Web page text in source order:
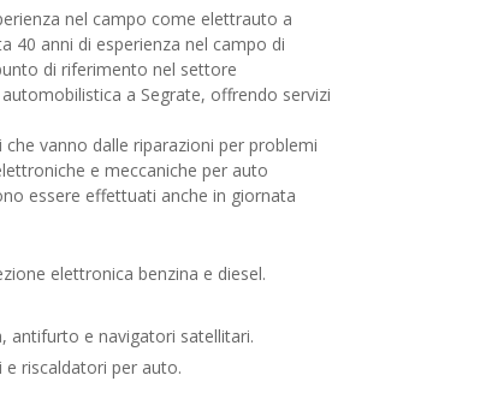
nel campo come elettrauto a
40 anni di esperienza nel campo di
di riferimento nel settore
a Segrate, offrendo servizi
vanno dalle riparazioni per problemi
e meccaniche per auto
essere effettuati anche in giornata
elettronica benzina e diesel.
antifurto e navigatori satellitari.
riscaldatori per auto.